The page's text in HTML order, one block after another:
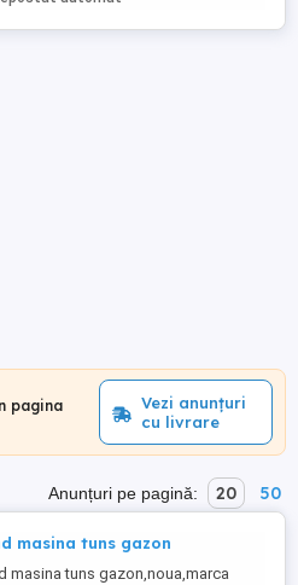
pagina
Vezi anunțuri
cu livrare
Anunțuri pe pagină: 20 50
masina tuns gazon
masina tuns gazon,noua,marca